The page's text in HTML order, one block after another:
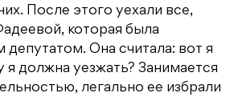
После этого уехали все,
которая была
Она считала: вот я
я должна уезжать? Занимается
легально ее избрали